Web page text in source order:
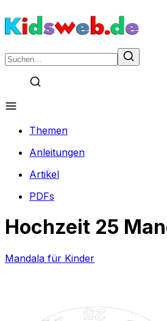
Themen
Anleitungen
Artikel
PDFs
Hochzeit 25
Mandala für Kinder